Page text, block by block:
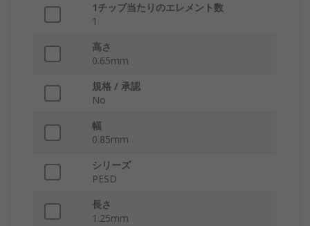
1チップ当たりのエレメント数
1
高さ
0.65mm
規格 / 承認
No
幅
0.85mm
シリーズ
PESD
長さ
1.25mm